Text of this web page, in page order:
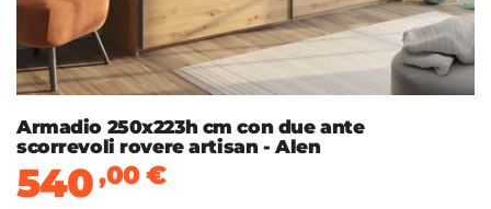
Armadio 250x223h cm con due ante
scorrevoli rovere artisan - Alen
540,00€